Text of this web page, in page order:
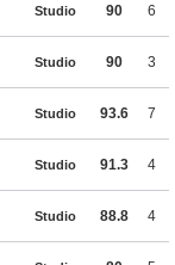
Studio 90 6
Studio 90 3
Studio 93.6 7
Studio 91.3 4
Studio 88.8 4